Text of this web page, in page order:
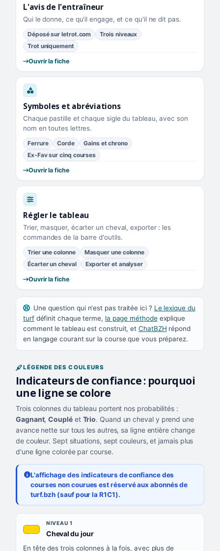
L'avis de l'entraîneur
Qui le donne, ce qu'il engage, et ce qu'il ne dit pas.
Déposé sur letrot.com
Trois niveaux
Trot uniquement
Ouvrir la fiche
Symboles et abréviations
Chaque pastille et chaque sigle du tableau, avec son
nom en toutes lettres.
Ferrure Corde
Gains et chrono
Ex-Fav sur cinq courses
Ouvrir la fiche
Régler le tableau
Trier, masquer, écarter un cheval, exporter : les
commandes de la barre d'outils.
Trier une colonne
Masquer une colonne
Écarter un cheval
Exporter et analyser
Ouvrir la fiche
Une question qui n'est pas traitée ici ? Le lexique du
turfdéfinit chaque terme, la page méthodeexplique
comment le tableau est construit, etChatBZH répond
en langage courant sur la course que vous préparez.
LÉGENDE DES COULEURS
Indicateurs de confiance : pourquoi
une ligne se colore
Trois colonnes du tableau portent nos probabilités :
Gagnant,Coupléet Trio. Quand un cheval y prend une
avance nette sur tous les autres, sa ligne entière change
de couleur. Sept situations, sept couleurs, et jamais plus
d'une ligne colorée par course.
L'affichage des indicateurs de confiance des
courses non courues est réservé aux abonnés de
turf.bzh (sauf pour la R1C1).
QUAND LA LIGNE PREND CETTE COULEUR
NIVEAU 1
Cheval du jour, couleur jaune or
En tête des trois colonnes à la fois, avec plus de